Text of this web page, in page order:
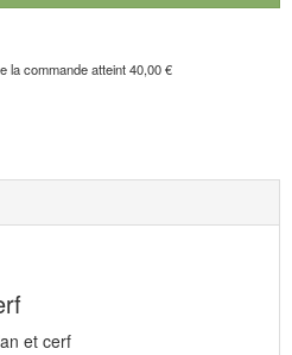
la commande atteint 40,00 €
et cerf